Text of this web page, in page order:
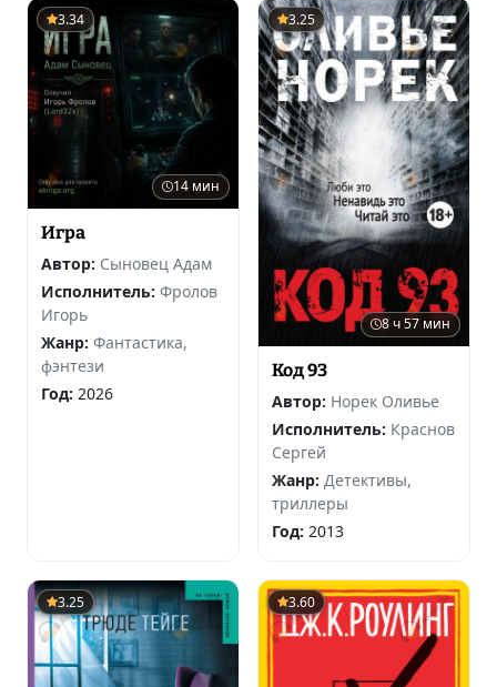
3.34
14 мин
Игра
Автор: Сыновец Адам
Исполнитель: Фролов
Игорь
Жанр: Фантастика,
фэнтези
Год: 2026
3.25
8 ч 57 мин
Код 93
Автор: Норек Оливье
Исполнитель: Краснов
Сергей
Жанр: Детективы,
триллеры
Год: 2013
3.25 3.60